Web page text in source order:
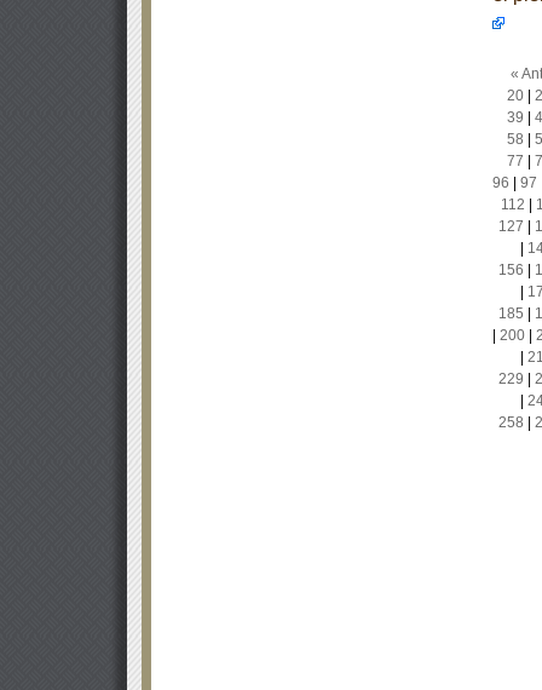
«
20|
39
58
77
96
97
112
127
156
185
200|
229
258